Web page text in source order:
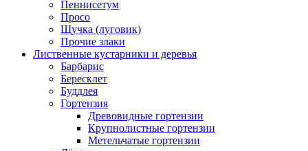
Пеннисетум
Просо
Щучка (луговик)
Прочие злаки
Лиственные кустарники и деревья
Барбарис
Бересклет
Буддлея
Гортензия
Древовидные гортензии
Крупнолистные гортензии
Метельчатые гортензии